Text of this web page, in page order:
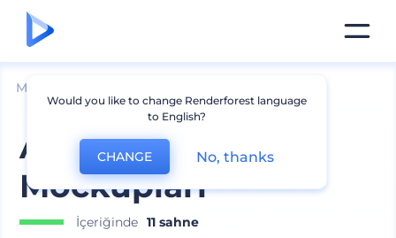
Mockuplar
App Tanıtım
Mockupları
İçeriğinde 11 sahne
Would you like to change Renderforest language
to English?
CHANGE No, thanks